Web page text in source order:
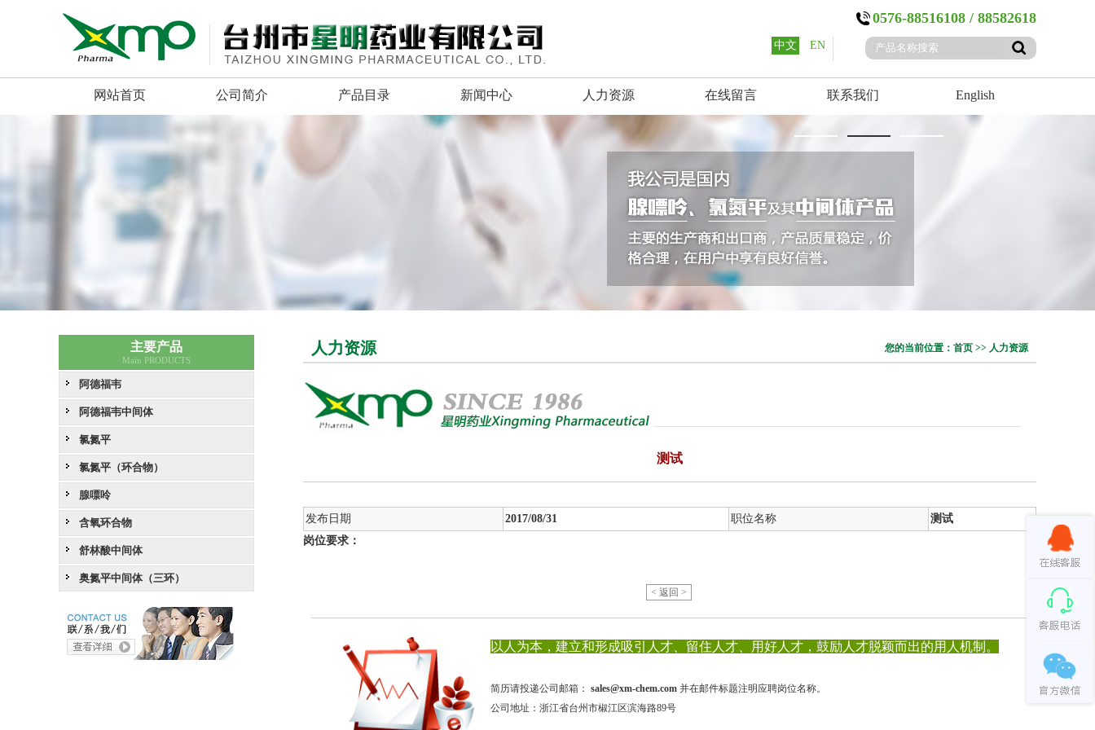
0576-88516108 / 88582618
中文 EN
网站首页 公司简介 产品目录 新闻中心 人力资源 在线留言 联系我们 English
主要产品
Main PRODUCTS
阿德福韦
阿德福韦中间体
氯氮平
氯氮平（环合物）
腺嘌呤
含氧环合物
舒林酸中间体
奥氮平中间体（三环）
人力资源 您的当前位置：首页 >> 人力资源
测试
发布日期 2017/08/31 职位名称
测试
岗位要求：
< 返回 >
以人为本，建立和形成吸引人才、留住人才、用好人才，鼓励人才脱颖而出的用人机制。
简历请投递公司邮箱： sales@xm-chem.com并在邮件标题注明应聘岗位名称。
公司地址：浙江省台州市椒江区滨海路89号